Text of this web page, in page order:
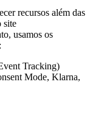
recursos além das
site
usamos os
Tracking)
Mode, Klarna,